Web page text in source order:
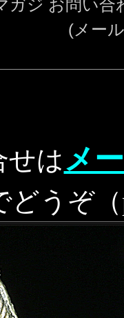
ガジ お問い合
(メー
せはメ
どうぞ